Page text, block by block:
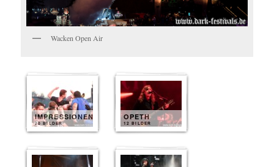
Wacken Open Air
IMPRESSIONEN
20 BILDER
OPETH
12 BILDER